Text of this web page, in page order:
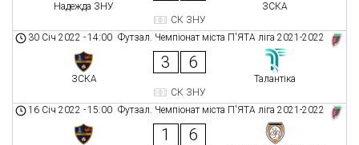
Надежда ЗНУ
ЗСКА
СК ЗНУ
Футзал. Чемпіонат міста П'ЯТА ліга 2021-2022
30 Січ 2022 -14:00
ЗСКА
3 6
Талантіка
СК ЗНУ
Футзал. Чемпіонат міста П'ЯТА ліга 2021-2022
16 Січ 2022 -15:00
1 6